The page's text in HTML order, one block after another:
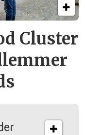
Cluster